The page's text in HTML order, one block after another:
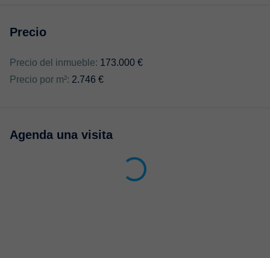
Precio
Precio del inmueble: 173.000 €
Precio por m²: 2.746 €
Agenda una visita